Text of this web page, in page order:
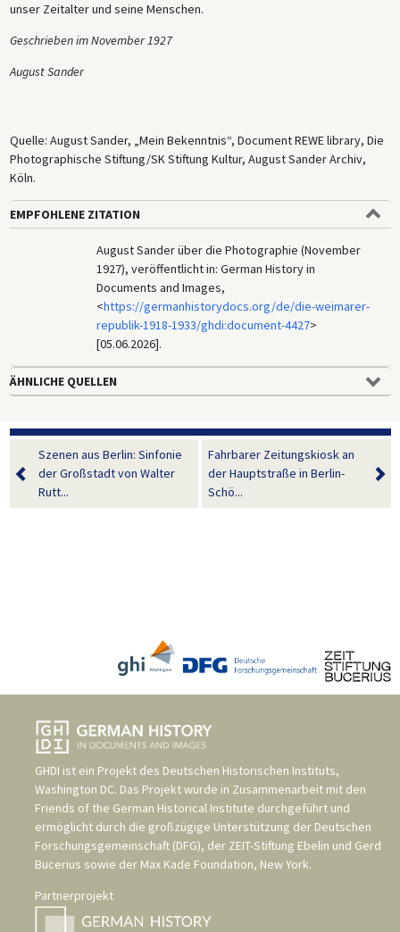
unser Zeitalter und seine Menschen.
Geschrieben im November 1927
August Sander
Quelle: August Sander, „Mein Bekenntnis“, Document REWE library, Die
Photographische Stiftung/SK Stiftung Kultur, August Sander Archiv,
Köln.
EMPFOHLENE ZITATION
August Sander über die Photographie (November
1927), veröffentlicht in: German History in
Documents and Images,
<https://germanhistorydocs.org/de/die-weimarer-
republik-1918-1933/ghdi:document-4427>
[05.06.2026].
ÄHNLICHE QUELLEN
Szenen aus Berlin: Sinfonie
der Großstadt von Walter
Rutt...
Fahrbarer Zeitungskiosk an
der Hauptstraße in Berlin-
Schö...
GHDI ist ein Projekt des Deutschen Historischen Instituts,
Washington DC. Das Projekt wurde in Zusammenarbeit mit den
Friends of the German Historical Institute durchgeführt und
ermöglicht durch die großzügige Unterstützung der Deutschen
Forschungsgemeinschaft (DFG), der ZEIT-Stiftung Ebelin und Gerd
Bucerius sowie der Max Kade Foundation, New York.
Partnerprojekt